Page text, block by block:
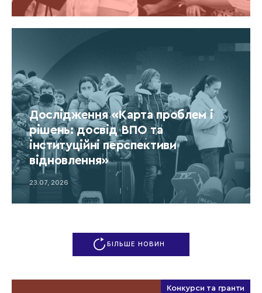
Дослідження «Карта проблем і
рішень: досвід ВПО та
інституційні перспективи
відновлення»
23.07, 2026
БІЛЬШЕ НОВИН
Конкурси та гранти